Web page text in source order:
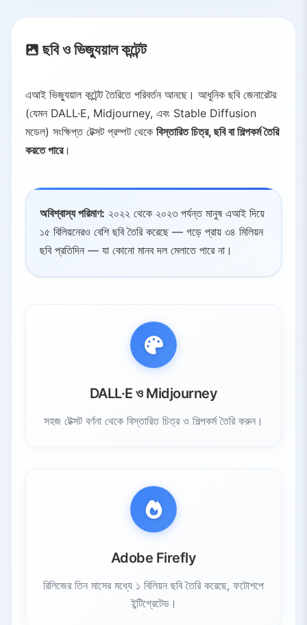
ছবি ও ভিজ্যুয়াল কন্টেন্ট
এআই ভিজ্যুয়াল কন্টেন্ট তৈরিতে পরিবর্তন আনছে। আধুনিক ছবি জেনারেটর
(যেমন DALL·E, Midjourney, এবং Stable Diffusion
মডেল) সংক্ষিপ্ত টেক্সট প্রম্পট থেকে বিস্তারিত চিত্র, ছবি বা শিল্পকর্ম তৈরি
করতে পারে।
অবিশ্বাস্য পরিমাণ: ২০২২ থেকে ২০২৩ পর্যন্ত মানুষ এআই দিয়ে
১৫ বিলিয়নেরও বেশি ছবি তৈরি করেছে — গড়ে প্রায় ৩৪ মিলিয়ন
ছবি প্রতিদিন — যা কোনো মানব দল মেলাতে পারে না।
DALL·E ও Midjourney
সহজ টেক্সট বর্ণনা থেকে বিস্তারিত চিত্র ও শিল্পকর্ম তৈরি করুন।
Adobe Firefly
রিলিজের তিন মাসের মধ্যে ১ বিলিয়ন ছবি তৈরি করেছে, ফটোশপে
ইন্টিগ্রেটেড।